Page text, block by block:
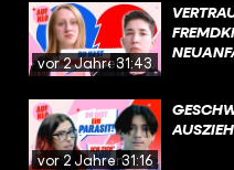
vor 2 Jahren31:43
vor 2 Jahren31:16